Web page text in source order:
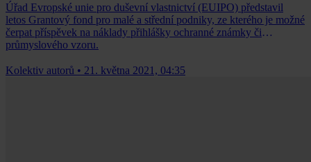
Úřad Evropské unie pro duševní vlastnictví (EUIPO) představil
letos Grantový fond pro malé a střední podniky, ze kterého je možné
čerpat příspěvek na náklady přihlášky ochranné známky či
průmyslového vzoru.
Kolektiv autorů • 21. května 2021, 04:35